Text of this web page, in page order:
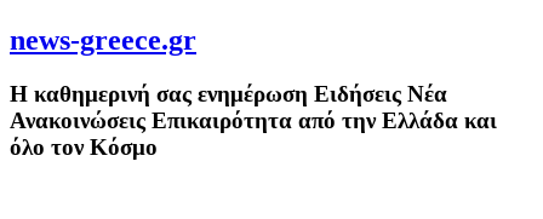
news-greece.gr
Η καθημερινή σας ενημέρωση Ειδήσεις Νέα
Ανακοινώσεις Επικαιρότητα από την Ελλάδα και
όλο τον Κόσμο